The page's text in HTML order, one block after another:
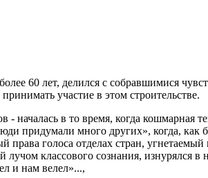
60 лет, делился с собравшимися
участие в этом строительстве.
в то время, когда кошмарная
придумали много других», когда, как
голоса отделах стран, угнетаемый
классового сознания, изнурялся
и нам велел»...,